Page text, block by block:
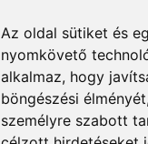
Az oldal sütiket és
nyomkövető
alkalmaz, hogy
böngészési
személyre szabott
Accepted payment